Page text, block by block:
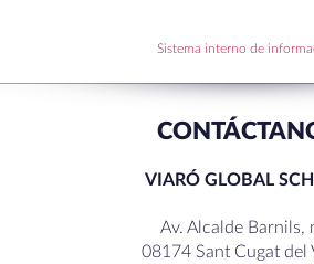
RECENT
Sistema interno de
VIARÓ GLOBAL
Av. Alcalde Barnils,
08174 Sant Cugat del